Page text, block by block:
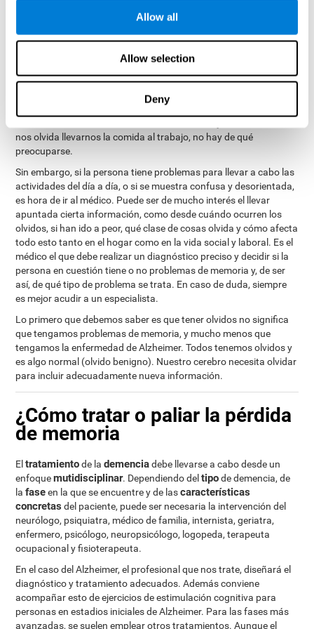
Allow all
Allow selection
Deny
memoria no sean conscientes de sus propios problemas, de
modo que suelen ser detectados inicialmente por sus familiares.
Por otra parte, las personas ansiosas y deprimidas suelen
focalizarse más en sus errores, de modo que suelen sobrestimar
memoria sin ser necesariamente el caso. Siempre que no sea
habitual, si olvidamos el nombre de algún objeto o persona con la
que no tenemos mucho trato, si olvidamos a qué habíamos ido a
nos olvida llevarnos la comida al trabajo, no hay de qué
preocuparse.
Sin embargo, si la persona tiene problemas para llevar a cabo las
actividades del día a día, o si se muestra confusa y desorientada,
es hora de ir al médico. Puede ser de mucho interés el llevar
apuntada cierta información, como desde cuándo ocurren los
olvidos, si han ido a peor, qué clase de cosas olvida y cómo afecta
todo esto tanto en el hogar como en la vida social y laboral. Es el
médico el que debe realizar un diagnóstico preciso y decidir si la
persona en cuestión tiene o no problemas de memoria y, de ser
así, de qué tipo de problema se trata. En caso de duda, siempre
es mejor acudir a un especialista.
Lo primero que debemos saber es que tener olvidos no significa
que tengamos problemas de memoria, y mucho menos que
tengamos la enfermedad de Alzheimer. Todos tenemos olvidos y
es algo normal (olvido benigno). Nuestro cerebro necesita olvidar
para incluir adecuadamente nueva información.
¿Cómo tratar o paliar la pérdida
de memoria
Eltratamientode lademenciadebe llevarse a cabo desde un
enfoquemutidisciplinar. Dependiendo deltipode demencia, de
lafaseen la que se encuentre y de lascaracterísticas
concretas del paciente, puede ser necesaria la intervención del
neurólogo, psiquiatra, médico de familia, internista, geriatra,
enfermero, psicólogo, neuropsicólogo, logopeda, terapeuta
ocupacional y fisioterapeuta.
En el caso del Alzheimer, el profesional que nos trate, diseñará el
diagnóstico y tratamiento adecuados. Además conviene
acompañar esto de ejercicios de estimulación cognitiva para
personas en estadios iniciales de Alzheimer. Para las fases más
avanzadas, se suelen emplear otros tratamientos. Aunque el